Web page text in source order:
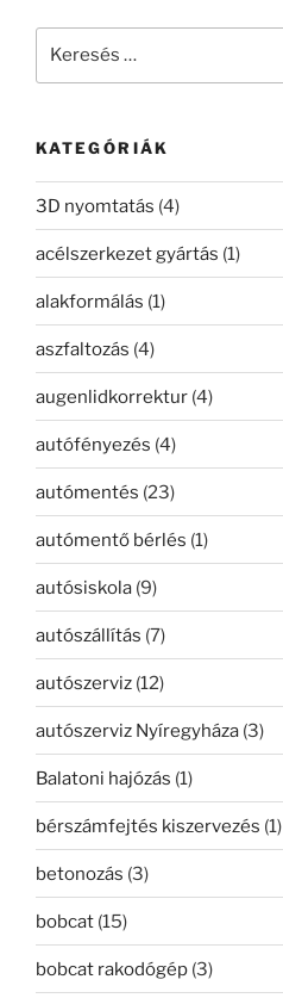
KATEGÓRIÁK
3D nyomtatás (4)
acélszerkezet gyártás (1)
alakformálás (1)
aszfaltozás (4)
augenlidkorrektur (4)
autófényezés (4)
autómentés (23)
autómentő bérlés (1)
autósiskola (9)
autószállítás (7)
autószerviz (12)
autószerviz Nyíregyháza (3)
Balatoni hajózás (1)
bérszámfejtés kiszervezés (1)
betonozás (3)
bobcat (15)
bobcat rakodógép (3)